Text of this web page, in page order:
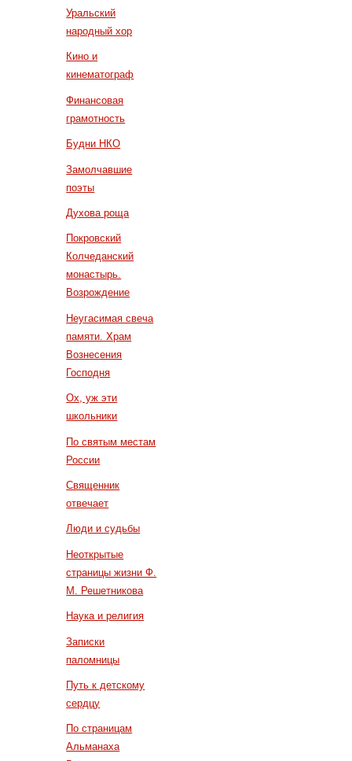
Уральский
народный хор
Кино и
кинематограф
Финансовая
грамотность
Будни НКО
Замолчавшие
поэты
Духова роща
Покровский
Колчеданский
монастырь.
Возрождение
Неугасимая свеча
памяти. Храм
Вознесения
Господня
Ох, уж эти
школьники
По святым местам
России
Священник
отвечает
Люди и судьбы
Неоткрытые
страницы жизни Ф.
М. Решетникова
Наука и религия
Записки
паломницы
Путь к детскому
сердцу
По страницам
Альманаха